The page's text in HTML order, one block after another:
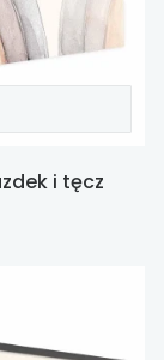
i tęcz